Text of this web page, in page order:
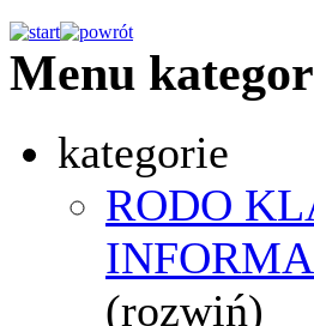
Menu
kategorie
RODO
(rozwiń)